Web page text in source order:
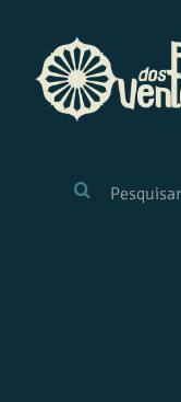
conteúdo
RESULTADOS